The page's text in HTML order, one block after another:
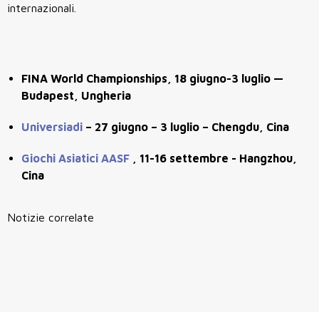
internazionali.
FINA World Championships, 18 giugno-3 luglio —
Budapest, Ungheria
Universiadi – 27 giugno – 3 luglio – Chengdu, Cina
Giochi Asiatici AASF
, 11-16 settembre - Hangzhou,
Cina
Notizie correlate